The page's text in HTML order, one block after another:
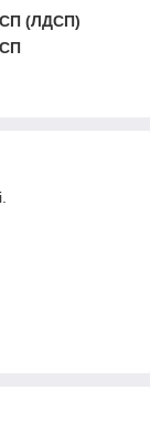
(ЛДСП)